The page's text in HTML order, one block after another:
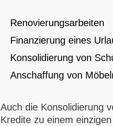
Renovierungsarbeiten
Finanzierung eines
Konsolidierung von
Anschaffung von
Auch die Konsolidierung
Kredite zu einem